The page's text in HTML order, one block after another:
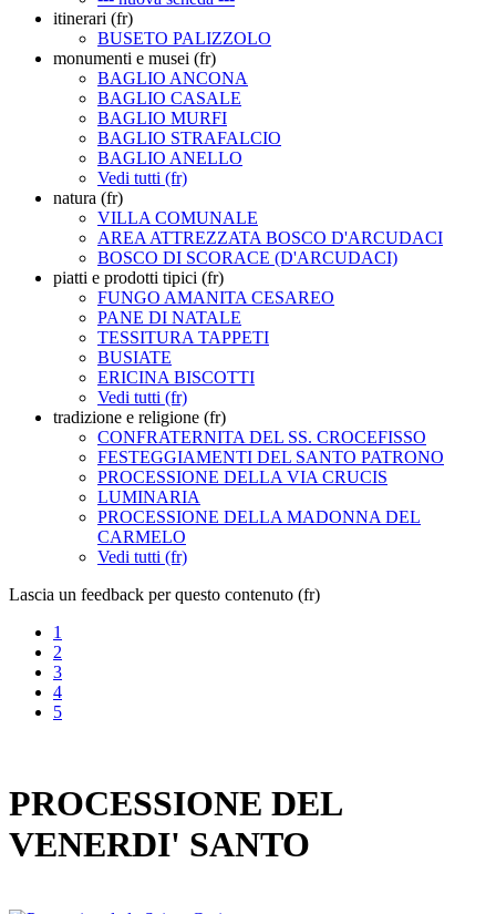
itinerari (fr)
BUSETO PALIZZOLO
monumenti e musei (fr)
BAGLIO ANCONA
BAGLIO CASALE
BAGLIO MURFI
BAGLIO STRAFALCIO
BAGLIO ANELLO
Vedi tutti (fr)
natura (fr)
VILLA COMUNALE
AREA ATTREZZATA BOSCO D'ARCUDACI
BOSCO DI SCORACE (D'ARCUDACI)
piatti e prodotti tipici (fr)
FUNGO AMANITA CESAREO
PANE DI NATALE
TESSITURA TAPPETI
BUSIATE
ERICINA BISCOTTI
Vedi tutti (fr)
tradizione e religione (fr)
CONFRATERNITA DEL SS. CROCEFISSO
FESTEGGIAMENTI DEL SANTO PATRONO
PROCESSIONE DELLA VIA CRUCIS
LUMINARIA
PROCESSIONE DELLA MADONNA DEL
CARMELO
Vedi tutti (fr)
Lascia un feedback per questo contenuto (fr)
1
2
3
4
5
PROCESSIONE DEL
VENERDI' SANTO